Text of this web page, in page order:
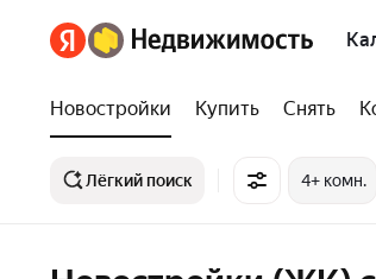
Новостройки Купить Снять
Лёгкий поиск 4+ комн.